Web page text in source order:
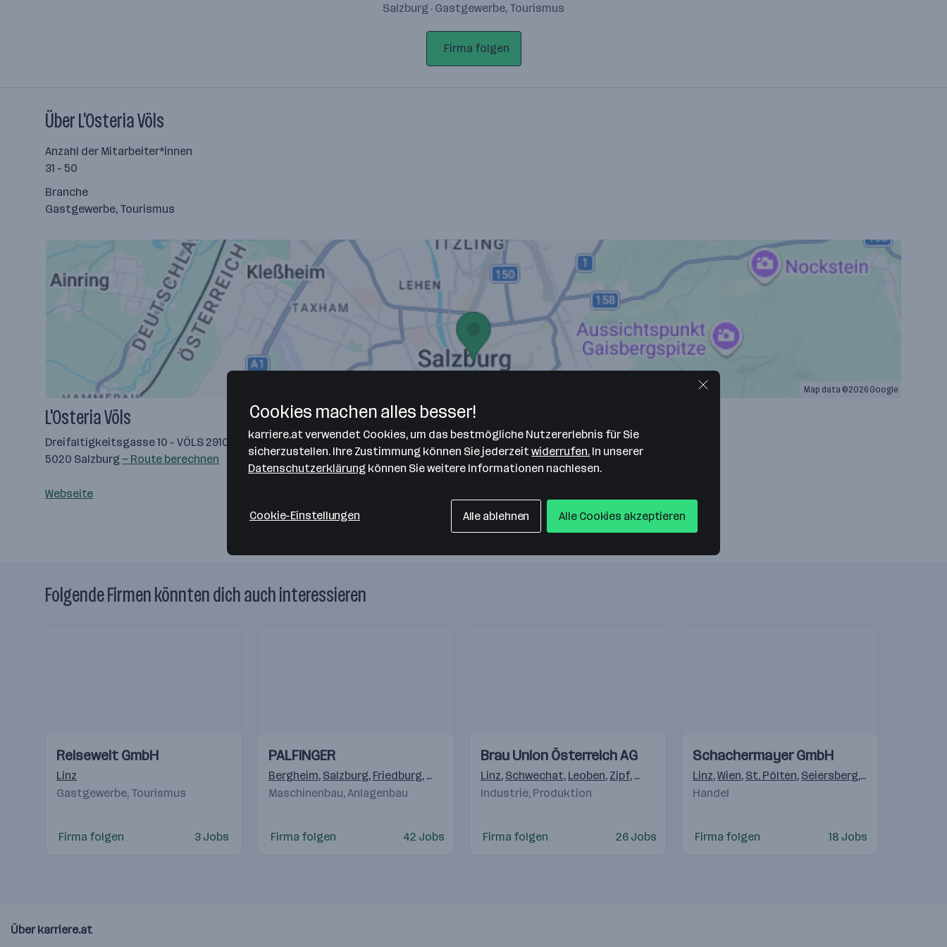
Salzburg · Gastgewerbe, Tourismus
Firma folgen
Über L'Osteria Völs
Anzahl der Mitarbeiter*innen
31 - 50
Branche
Gastgewerbe, Tourismus
Map data ©2026 Google
L'Osteria Völs
Dreifaltigkeitsgasse 10 - VÖLS 291050
5020 Salzburg — Route berechnen
Webseite
Folgende Firmen könnten dich auch interessieren
Videos
Einblicke
Einblicke
Reisewelt GmbH
Linz
Gastgewerbe, Tourismus
Firma folgen 3 Jobs
Videos
Einblicke
Einblicke
PALFINGER
Bergheim, Salzburg, Friedburg, Köstendorf,Elsbethen/Glasenbach ,Deutschland
Wien
Maschinenbau, Anlagenbau
Firma folgen 42 Jobs
Videos
Einblicke
Einblicke
Brau Union Österreich AG
Linz, Schwechat, Leoben, Zipf, Graz ,Schladming, Hallein,Lienz,Villach
Industrie, Produktion
Firma folgen 26 Jobs
Videos
Einblicke
Einblicke
Schachermayer GmbH
Linz,Wien, St. Pölten, Seiersberg,Villach
Handel
Firma folgen 18 Jobs
Über karriere.at
Cookies machen alles besser!
karriere.at verwendet Cookies, um das bestmögliche Nutzererlebnis für Sie
sicherzustellen. Ihre Zustimmung können Sie jederzeit widerrufen. In unserer
Datenschutzerklärung können Sie weitere Informationen nachlesen.
Cookie-Einstellungen Alle ablehnen Alle Cookies akzeptieren